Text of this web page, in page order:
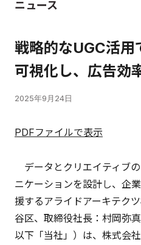
ニュース
戦略的なUGC活用
可視化し、広告効
2025年9月24日
PDFファイルで表示
データとクリエイティブ
ニケーションを設計し、企
援するアライドアーキテク
谷区、取締役社長：村岡弥
以下「当社」）は、株式会